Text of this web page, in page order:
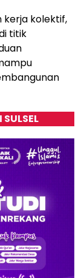
kerja kolektif,
titik